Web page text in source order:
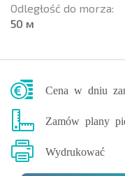
Odległość do morza:
50 м
Cena w dniu
Zamów plany
Wydrukować